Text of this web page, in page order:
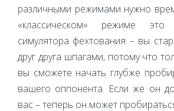
различными режимами нужно
«классическом» режиме
симулятора фехтования – вы
друг друга шпагами, потому что
вы сможете начать глубже
вашего оппонента. Если же он
вас – теперь он может